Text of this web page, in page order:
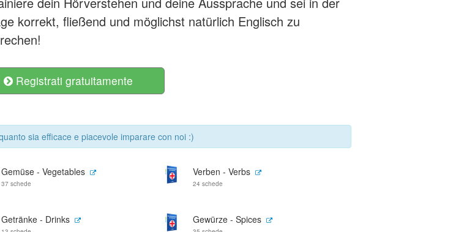
korrekt, fließend und möglichst natürlich Englisch zu
Registrati gratuitamente
sia efficace e piacevole imparare con noi :)
Gemüse - Vegetables
37 schede
Verben - Verbs
24 schede
Getränke - Drinks Gewürze - Spices